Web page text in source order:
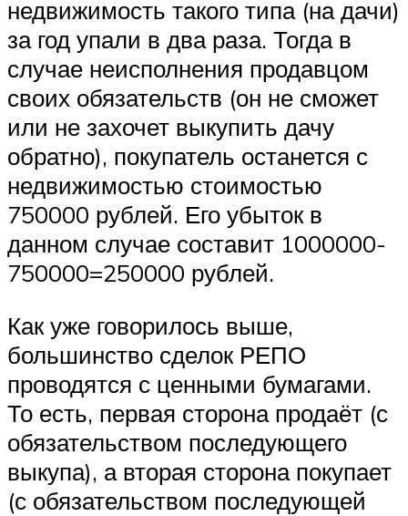
недвижимость такого типа (на дачи)
за год упали в два раза. Тогда в
случае неисполнения продавцом
своих обязательств (он не сможет
или не захочет выкупить дачу
обратно), покупатель останется с
недвижимостью стоимостью
750000 рублей. Его убыток в
данном случае составит 1000000-
750000=250000 рублей.
Как уже говорилось выше,
большинство сделок РЕПО
проводятся с ценными бумагами.
То есть, первая сторона продаёт (с
обязательством последующего
выкупа), а вторая сторона покупает
(с обязательством последующей